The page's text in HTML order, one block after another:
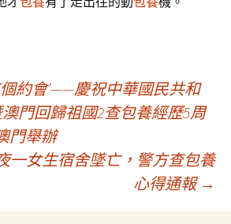
個約會’——慶祝中華國民共和
門回歸祖國2查包養經歷5周
門舉辦
一女生宿舍墜亡，警方查包養
心得通報 →